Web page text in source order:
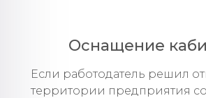
Оснащение
Если работодатель решил
территории предприятия